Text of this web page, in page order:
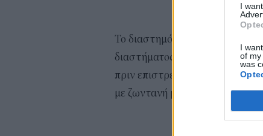
I
I
of my
was
Το διαστημόπλοιο εκτοξεύθηκε
διαστήματος, όπου οι
πριν επιστρέψουν στη Γη, σε
με ζωντανή μετάδοση τηςBlue